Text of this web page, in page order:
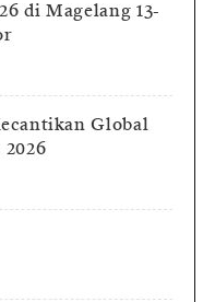
di Magelang 13-
Global
2026